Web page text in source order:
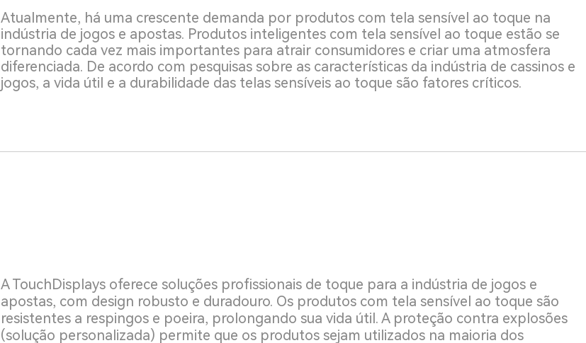
Atualmente, há uma crescente demanda por produtos com tela sensível ao toque na
indústria de jogos e apostas. Produtos inteligentes com tela sensível ao toque estão se
tornando cada vez mais importantes para atrair consumidores e criar uma atmosfera
diferenciada. De acordo com pesquisas sobre as características da indústria de cassinos e
jogos, a vida útil e a durabilidade das telas sensíveis ao toque são fatores críticos.
A TouchDisplays oferece soluções profissionais de toque para a indústria de jogos e
apostas, com design robusto e duradouro. Os produtos com tela sensível ao toque são
resistentes a respingos e poeira, prolongando sua vida útil. A proteção contra explosões
(solução personalizada) permite que os produtos sejam utilizados na maioria dos